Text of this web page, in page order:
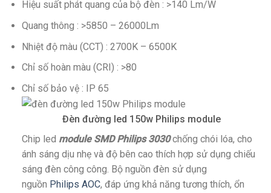
Hiệu suất phát quang của bộ đèn : >140 Lm/W
Quang thông : >5850 – 26000Lm
Nhiệt độ màu (CCT) : 2700K – 6500K
Chỉ số hoàn màu (CRI) : >80
Chỉ số bảo vệ : IP 65
Đèn đường led 150w Philips module
Chip led module SMD Philips 3030chống chói lóa, cho
ánh sáng dịu nhẹ và độ bên cao thích hợp sử dụng chiếu
sáng đèn công công. Bộ nguồn đèn sử dụng
nguồn Philips AOC, đáp ứng khả năng tương thích, ổn